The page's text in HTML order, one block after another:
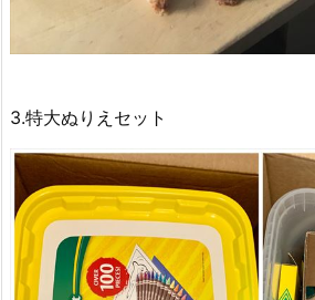
3.特大ぬりえセット